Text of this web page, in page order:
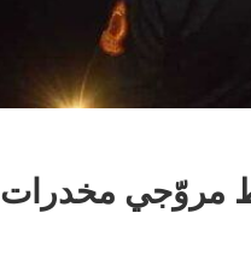
مروّجي مخدرات